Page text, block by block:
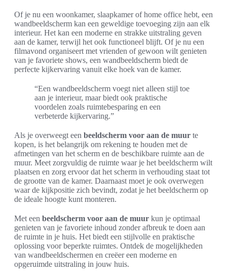
Of je nu een woonkamer, slaapkamer of home office hebt, een
wandbeeldscherm kan een geweldige toevoeging zijn aan elk
interieur. Het kan een moderne en strakke uitstraling geven
aan de kamer, terwijl het ook functioneel blijft. Of je nu een
filmavond organiseert met vrienden of gewoon wilt genieten
van je favoriete shows, een wandbeeldscherm biedt de
perfecte kijkervaring vanuit elke hoek van de kamer.
“Een wandbeeldscherm voegt niet alleen stijl toe
aan je interieur, maar biedt ook praktische
voordelen zoals ruimtebesparing en een
verbeterde kijkervaring.”
Als je overweegt een beeldscherm voor aan de muur te
kopen, is het belangrijk om rekening te houden met de
afmetingen van het scherm en de beschikbare ruimte aan de
muur. Meet zorgvuldig de ruimte waar je het beeldscherm wilt
plaatsen en zorg ervoor dat het scherm in verhouding staat tot
de grootte van de kamer. Daarnaast moet je ook overwegen
waar de kijkpositie zich bevindt, zodat je het beeldscherm op
de ideale hoogte kunt monteren.
Met een beeldscherm voor aan de muur kun je optimaal
genieten van je favoriete inhoud zonder afbreuk te doen aan
de ruimte in je huis. Het biedt een stijlvolle en praktische
oplossing voor beperkte ruimtes. Ontdek de mogelijkheden
van wandbeeldschermen en creëer een moderne en
opgeruimde uitstraling in jouw huis.